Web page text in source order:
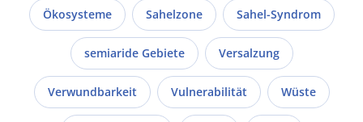
Ökosysteme Sahelzone Sahel-Syndrom
semiaride Gebiete Versalzung
Verwundbarkeit Vulnerabilität Wüste